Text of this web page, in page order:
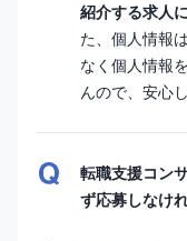
紹介する求人
た、個人情報
なく個人情報
んので、安心
転職支援コン
ず応募しなけ